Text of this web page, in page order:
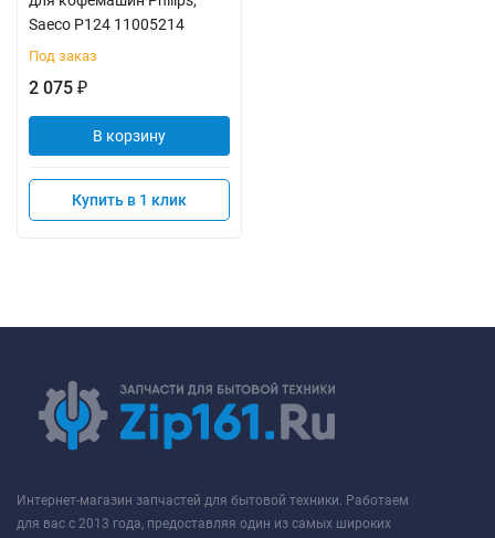
Saeco P124 11005214
Под заказ
2 075 ₽
В корзину
Купить в 1 клик
Интернет-магазин запчастей для бытовой техники. Работаем
для вас с 2013 года, предоставляя один из самых широких